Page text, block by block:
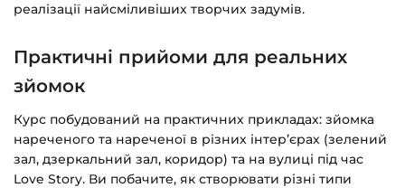
реалізації найсміливіших творчих задумів.
Практичні прийоми для реальних
зйомок
Курс побудований на практичних прикладах: зйомка
нареченого та нареченої в різних інтер’єрах (зелений
зал, дзеркальний зал, коридор) та на вулиці під час
Love Story. Ви побачите, як створювати різні типи